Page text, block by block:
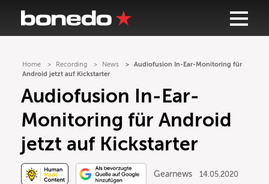
Home Recording News
Audiofusion In-Ear-Monitoring für
Android jetzt auf Kickstarter
Audiofusion In-Ear-
Monitoring für Android
jetzt auf Kickstarter
Gearnews
14.05.2020